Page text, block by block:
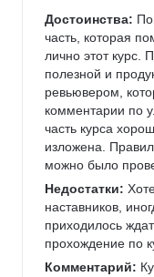
Достоинства:
часть, которая
лично этот курс.
полезной и
ревьювером,
комментарии по
часть курса
изложена.
можно было
Недостатки:
наставников,
приходилось
прохождение по
Комментарий: